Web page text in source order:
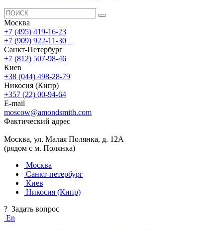
Москва
+7 (495) 419-16-23
+7 (909) 922-11-30
Санкт-Петербург
+7 (812) 507-98-46
Киев
+38 (044) 498-28-79
Никосия (Кипр)
+357 (22) 00-94-64
E-mail
moscow@amondsmith.com
Фактический адрес
Москва, ул. Малая Полянка, д. 12А
(рядом с м. Полянка)
Москва
Санкт-петербург
Киев
Никосия (Кипр)
? Задать вопрос
En